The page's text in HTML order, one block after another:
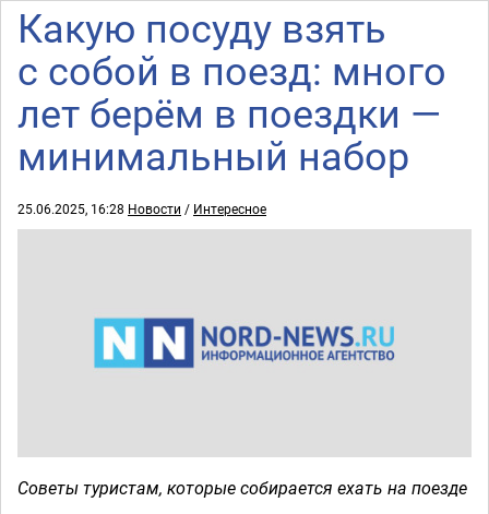
Какую посуду взять
с собой в поезд: много
лет берём в поездки —
минимальный набор
25.06.2025, 16:28 Новости / Интересное
Советы туристам, которые собирается ехать на поезде